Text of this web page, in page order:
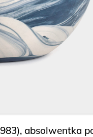
absolwentka